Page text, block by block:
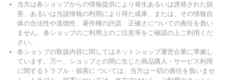
当方は各ショップからの情報提供により発生あるいは誘発された損
害、あるいは当該情報の利用により得た成果、または、その情報自
体の合法性や道徳性、著作権の許諾、正確さについての責任を負い
ません。各ショップのご利用上のご注意等をご確認の上ご利用くだ
さい。
各ショップの取扱内容に関してはネットショップ運営企業に準拠し
ています。万一、ショップとの間に生じた商品購入・サービス利用
に関するトラブル・損害に ついては、当方は一切の責任を負いませ